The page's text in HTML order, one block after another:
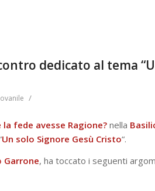
dedicato al tema
/
la fede avesse Ragione? nella
Un solo Signore Gesù Cristo“.
Garrone, ha toccato i seguenti